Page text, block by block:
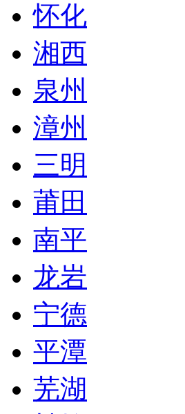
怀化
湘西
泉州
漳州
三明
莆田
南平
龙岩
宁德
平潭
芜湖